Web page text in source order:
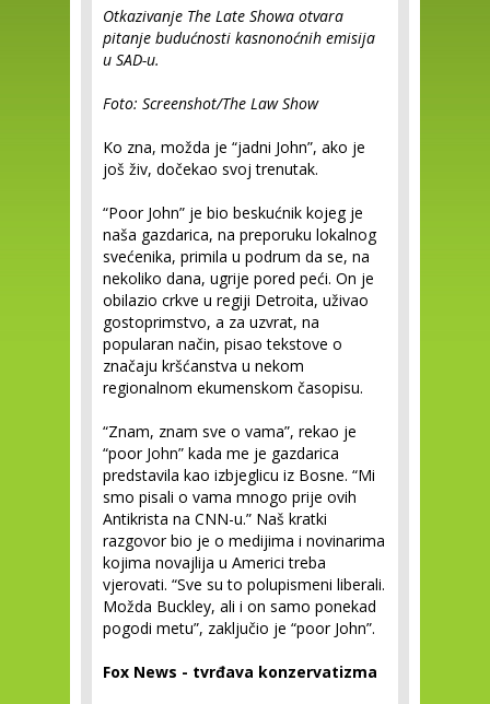
Otkazivanje The Late Showa otvara
pitanje budućnosti kasnonoćnih emisija
u SAD-u.
Foto: Screenshot/The Law Show
Ko zna, možda je “jadni John”, ako je
još živ, dočekao svoj trenutak.
“Poor John” je bio beskućnik kojeg je
naša gazdarica, na preporuku lokalnog
svećenika, primila u podrum da se, na
nekoliko dana, ugrije pored peći. On je
obilazio crkve u regiji Detroita, uživao
gostoprimstvo, a za uzvrat, na
popularan način, pisao tekstove o
značaju kršćanstva u nekom
regionalnom ekumenskom časopisu.
“Znam, znam sve o vama”, rekao je
“poor John” kada me je gazdarica
predstavila kao izbjeglicu iz Bosne. “Mi
smo pisali o vama mnogo prije ovih
Antikrista na CNN-u.” Naš kratki
razgovor bio je o medijima i novinarima
kojima novajlija u Americi treba
vjerovati. “Sve su to polupismeni liberali.
Možda Buckley, ali i on samo ponekad
pogodi metu”, zaključio je “poor John”.
Fox News - tvrđava konzervatizma